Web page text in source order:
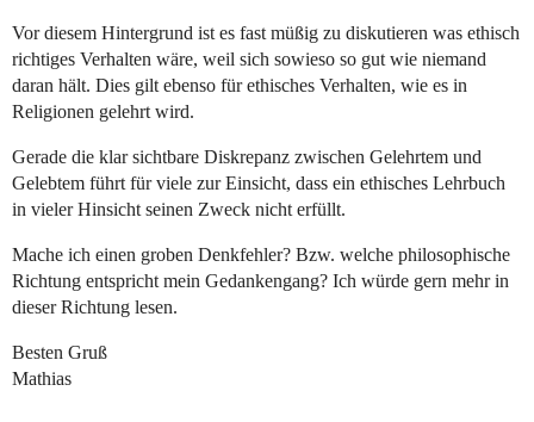
Vor diesem Hintergrund ist es fast müßig zu diskutieren was ethisch
richtiges Verhalten wäre, weil sich sowieso so gut wie niemand
daran hält. Dies gilt ebenso für ethisches Verhalten, wie es in
Religionen gelehrt wird.
Gerade die klar sichtbare Diskrepanz zwischen Gelehrtem und
Gelebtem führt für viele zur Einsicht, dass ein ethisches Lehrbuch
in vieler Hinsicht seinen Zweck nicht erfüllt.
Mache ich einen groben Denkfehler? Bzw. welche philosophische
Richtung entspricht mein Gedankengang? Ich würde gern mehr in
dieser Richtung lesen.
Besten Gruß
Mathias